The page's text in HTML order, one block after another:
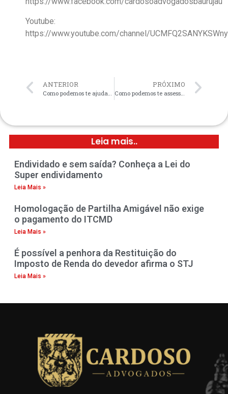
Youtube:
https://www.youtube.com/channel/
ANTERIOR PRÓXIMO
Como podemos te assessorar em DIREITO DIGITAL
Leia mais..
Endividado e sem saída? Conheça a Lei do
Super endividamento
Leia Mais »
Homologação de Partilha Amigável não exige
o pagamento do ITCMD
Leia Mais »
É possível a penhora da Restituição do
Imposto de Renda do devedor afirma o STJ
Leia Mais »